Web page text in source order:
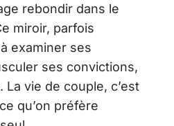
rebondir dans le
miroir, parfois
examiner ses
ses convictions,
vie de couple, c’est
qu’on préfère